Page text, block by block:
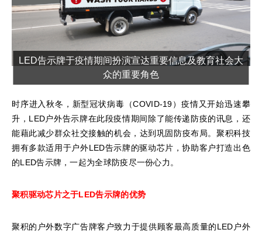
LED告示牌于疫情期间扮演宣达重要信息及教育社会大
众的重要角色
时序进入秋冬，新型冠状病毒（COVID-19）疫情又开始迅速攀
升，LED户外告示牌在此段疫情期间除了能传递防疫的讯息，还
能藉此减少群众社交接触的机会，达到巩固防疫布局。聚积科技
拥有多款适用于户外LED告示牌的驱动芯片，协助客户打造出色
的LED告示牌，一起为全球防疫尽一份心力。
聚积驱动芯片之于LED告示牌的优势
聚积的户外数字广告牌客户致力于提供顾客最高质量的LED户外